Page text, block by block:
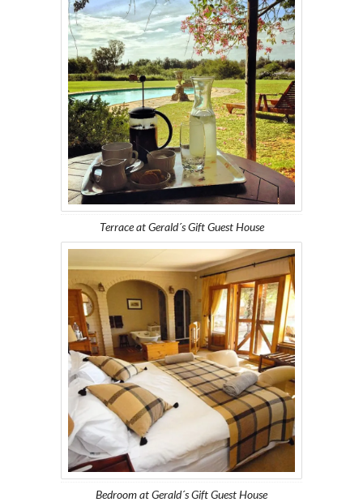
Terrace at Gerald´s Gift Guest House
Bedroom at Gerald´s Gift Guest House